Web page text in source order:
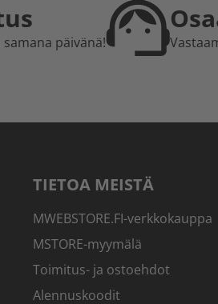
päivänä!
TIETOA MEISTÄ
MWEBSTORE.FI-verkkokauppa
MSTORE-myymälä
Toimitus- ja ostoehdot
Alennuskoodit